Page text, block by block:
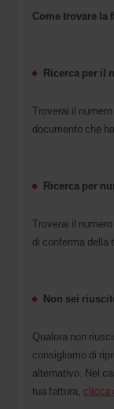
Come trovare la
Ricerca per il
Troverai il
documento che
Ricerca per
Troverai il
di conferma della
Non sei
Qualora non
consigliamo di
alternativo. Nel
tua fattura, clicca